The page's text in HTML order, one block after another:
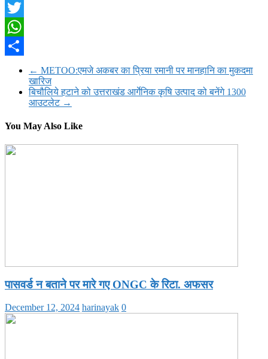
Facebook
Twitter
WhatsApp
← METOO:एमजे अकबर का प्रिया रमानी पर मानहानि का मुकदमा
खारिज
बिचौलिये हटाने को उत्तराखंड आर्गेनिक कृषि उत्पाद को बनेंगे 1300
आउटलेट →
You May Also Like
पासवर्ड न बताने पर मारे गए ONGC के रिटा. अफसर
December 12, 2024 harinayak 0